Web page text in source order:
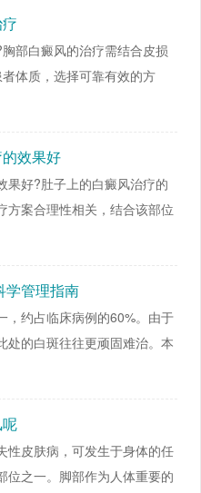
部白癜风的治疗需结合皮损
体质，选择可靠有效的方
效果好
果好?肚子上的白癜风治疗的
方案合理性相关，结合该部位
学管理指南
，约占临床病例的60%。由于
处的白斑往往更顽固难治。本
性皮肤病，可发生于身体的任
位之一。脚部作为人体重要的